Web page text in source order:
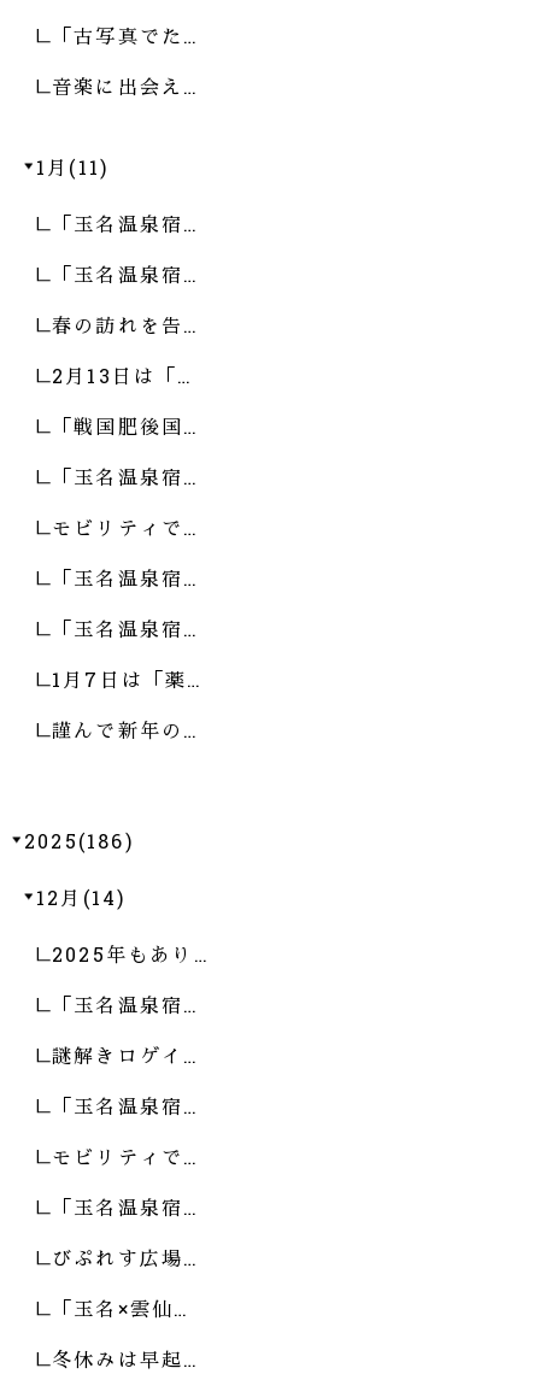
「古写真でた…
音楽に出会え…
1月(11)
「玉名温泉宿…
「玉名温泉宿…
春の訪れを告…
2月13日は「…
「戦国肥後国…
「玉名温泉宿…
モビリティで…
「玉名温泉宿…
「玉名温泉宿…
1月7日は「薬…
謹んで新年の…
2025(186)
12月(14)
2025年もあり…
「玉名温泉宿…
謎解きロゲイ…
「玉名温泉宿…
モビリティで…
「玉名温泉宿…
びぷれす広場…
「玉名×雲仙…
冬休みは早起…